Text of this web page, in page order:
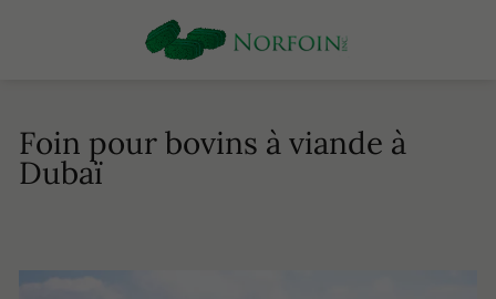
Foin pour bovins à viande à
Dubaï